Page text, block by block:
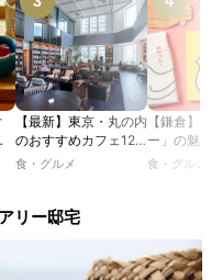
【最新】東京・丸の内
のおすすめカフェ12
選｜ひとりでゆったり
るカフェ、優雅なホテ
食・グルメ
【鎌倉】「
ー」の魅力
説！ 定番商
食・グルメ
リー邸宅